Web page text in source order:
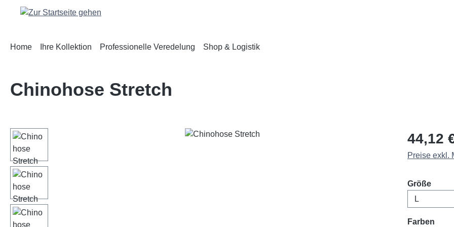
Hauptinhalt springen
Zur Suche springen
Zur Hauptnavigation springen
Home Ihre Kollektion Professionelle Veredelung Shop & Logistik
Chinohose Stretch
Bildergalerie überspringen Regulärer
44,12
Preise exkl.
Größe
Farben